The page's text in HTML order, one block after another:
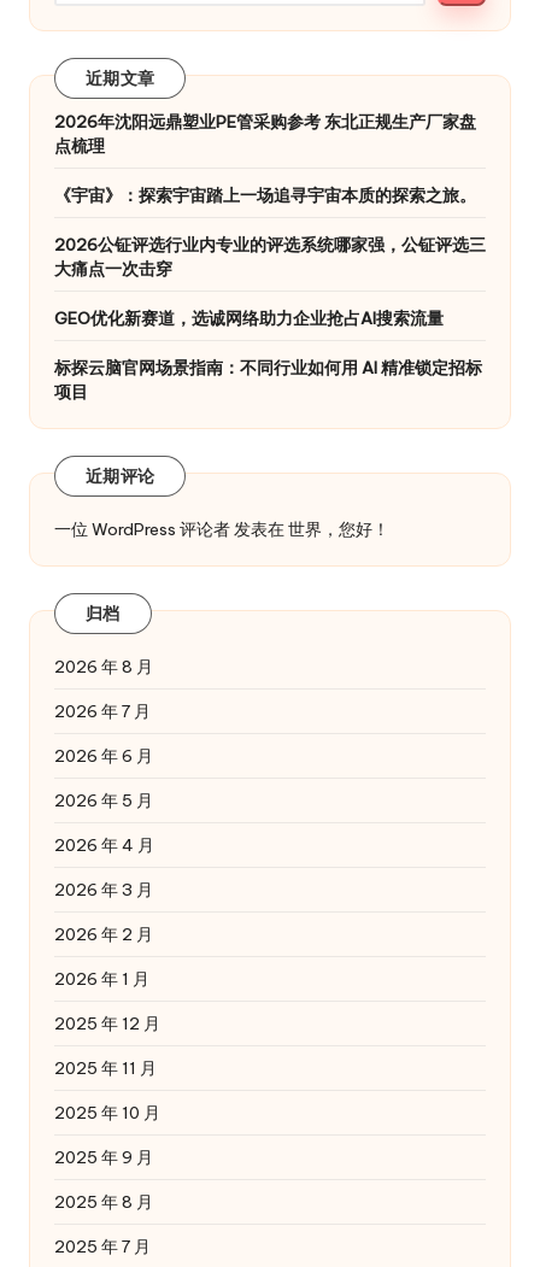
近期文章
2026年沈阳远鼎塑业PE管采购参考 东北正规生产厂家盘
点梳理
《宇宙》：探索宇宙踏上一场追寻宇宙本质的探索之旅。
2026公钲评选行业内专业的评选系统哪家强，公钲评选三
大痛点一次击穿
GEO优化新赛道，选诚网络助力企业抢占AI搜索流量
标探云脑官网场景指南：不同行业如何用 AI 精准锁定招标
项目
近期评论
一位 WordPress 评论者发表在世界，您好！
归档
2026 年 8 月
2026 年 7 月
2026 年 6 月
2026 年 5 月
2026 年 4 月
2026 年 3 月
2026 年 2 月
2026 年 1 月
2025 年 12 月
2025 年 11 月
2025 年 10 月
2025 年 9 月
2025 年 8 月
2025 年 7 月